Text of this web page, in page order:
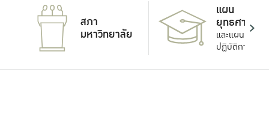
สภา
มหาวิทยาลัย
แผน
ยุทธศาสตร์
และแผน
ปฏิบัติการ